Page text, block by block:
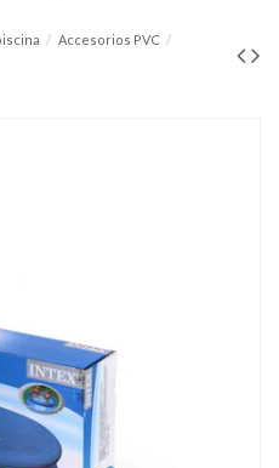
Accesorios PVC